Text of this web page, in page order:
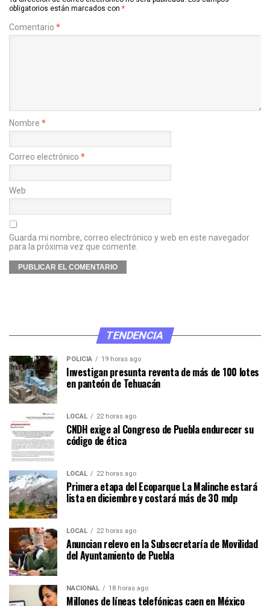
obligatorios están marcados con *
Comentario *
Nombre *
Correo electrónico *
Web
Guarda mi nombre, correo electrónico y web en este navegador
para la próxima vez que comente.
TENDENCIA
POLICÍA 19 horas ago
Investigan presunta reventa de más de 100 lotes
en panteón de Tehuacán
LOCAL 22 horas ago
CNDH exige al Congreso de Puebla endurecer su
código de ética
LOCAL 22 horas ago
Primera etapa del Ecoparque La Malinche estará
lista en diciembre y costará más de 30 mdp
LOCAL 22 horas ago
Anuncian relevo en la Subsecretaría de Movilidad
del Ayuntamiento de Puebla
NACIONAL 18 horas ago
Millones de líneas telefónicas caen en México